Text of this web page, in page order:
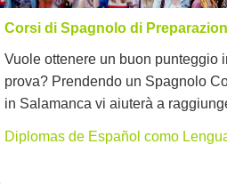
Corsi di Spagnolo di
Vuole ottenere un buon punteggio
prova? Prendendo un Spagnolo
in Salamanca vi aiuterà a
Diplomas de Español como